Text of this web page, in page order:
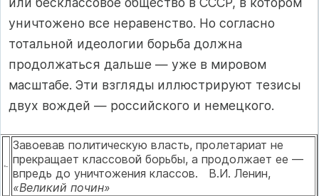
уничтожено все неравенство. Но согласно
тотальной идеологии борьба должна
продолжаться дальше — уже в мировом
масштабе. Эти взгля­ды иллюстрируют тезисы
двух вождей — российского и немецкого.
Завоевав политическую власть, пролетариат не
прекращает классо­вой борьбы, а продолжает ее —
впредь до уничтожения классов. В.И. Ленин,
«Великий почин»